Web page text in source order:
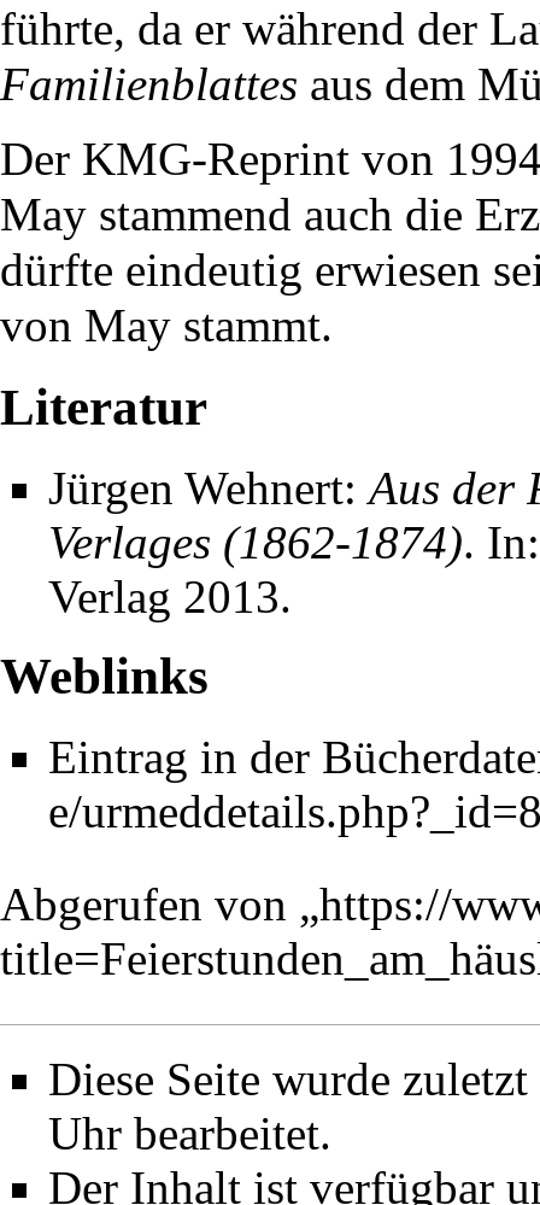
führte, da er während der
Familienblattes aus dem
Der KMG-Reprint von
May stammend auch die
dürfte eindeutig erwiesen
von May stammt.
Literatur
Jürgen Wehnert: Aus der
Verlages (1862-1874).
Verlag 2013.
Weblinks
Eintrag in der
Abgerufen von „https://
Diese Seite wurde
Uhr bearbeitet.
Der Inhalt ist verfügbar